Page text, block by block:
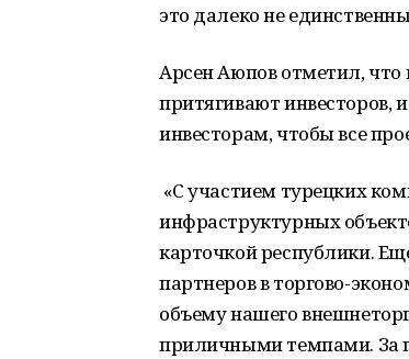
это далеко не
Арсен Аюпов отметил,
притягивают инвесторов,
инвесторам, чтобы все
«С участием турецких
инфраструктурных
карточкой республики.
партнеров в торгово-
объему нашего
приличными темпами. За